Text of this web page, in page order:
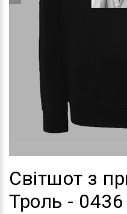
Світшот з
Троль - 0436